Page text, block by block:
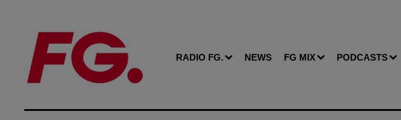
RADIO FG. NEWS FG MIX PODCASTS